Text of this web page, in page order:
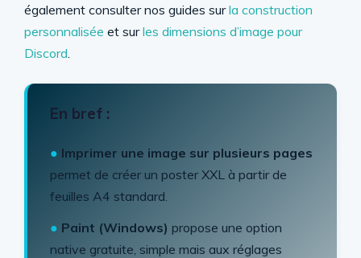
également consulter nos guides surla construction
personnalisée et surles dimensions d’image pour
Discord.
En bref :
● Imprimer une image sur plusieurs pages
permet de créer un poster XXL à partir de
feuilles A4 standard.
● Paint (Windows) propose une option
native gratuite, simple mais aux réglages